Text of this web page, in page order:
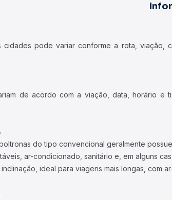
pode variar conforme a rota, viação,
de acordo com a viação, data, horário
do tipo convencional geralmente
ar-condicionado, sanitário e, em alguns
inclinação, ideal para viagens mais longas, com